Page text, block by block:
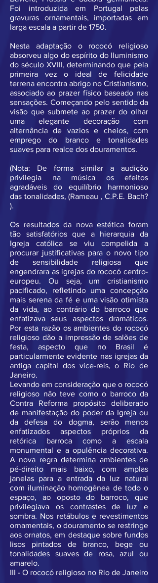
Foi introduzida em Portugal pelas
gravuras ornamentais, importadas em
larga escala a partir de 1750.
Nesta adaptação o rococó religioso
absorveu algo do espírito do Iluminismo
do século XVIII, determinando que pela
primeira vez o ideal de felicidade
terrena encontra abrigo no Cristianismo,
associado ao prazer físico baseado nas
sensações. Começando pelo sentido da
visão que submete ao prazer do olhar
uma elegante decoração com
alternância de vazios e cheios, com
emprego do branco e tonalidades
suaves para realce dos douramentos.
(Nota: De forma similar a audição
privilegia na música os efeitos
agradáveis do equilíbrio harmonioso
das tonalidades, (Rameau , C.P.E. Bach?
).
Os resultados da nova estética foram
tão satisfatórios que a hierarquia da
Igreja católica se viu compelida a
procurar justificativas para o novo tipo
de sensibilidade religiosa que
engendrara as igrejas do rococó centro-
europeu. Ou seja, um cristianismo
pacificado, refletindo uma concepção
mais serena da fé e uma visão otimista
da vida, ao contrário do barroco que
enfatizava seus aspectos dramáticos.
Por esta razão os ambientes do rococó
religioso dão a impressão de salões de
festa, aspecto que no Brasil é
particularmente evidente nas igrejas da
antiga capital dos vice-reis, o Rio de
Janeiro.
Levando em consideração que o rococó
religioso não teve como o barroco da
Contra Reforma propósito deliberado
de manifestação do poder da Igreja ou
da defesa do dogma, serão menos
enfatizados aspectos próprios da
retórica barroca como a escala
monumental e a opulência decorativa.
A nova regra determina ambientes de
pé-direito mais baixo, com amplas
janelas para a entrada da luz natural
com iluminação homogênea de todo o
espaço, ao oposto do barroco, que
privilegiava os contrastes de luz e
sombra. Nos retábulos e revestimentos
ornamentais, o douramento se restringe
aos ornatos, em destaque sobre fundos
lisos pintados de branco, bege ou
tonalidades suaves de rosa, azul ou
amarelo.
III - O rococó religioso no Rio de Janeiro